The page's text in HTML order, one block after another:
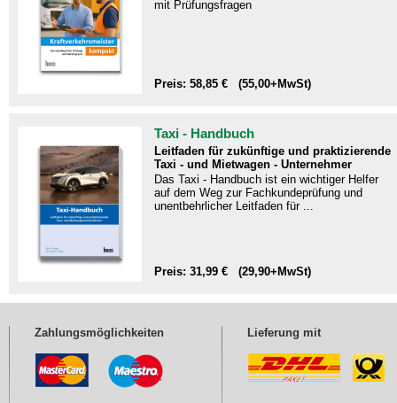
mit Prüfungsfragen​
Preis: 58,85 € (55,00+MwSt)
Taxi - Handbuch
Leitfaden für zukünftige und praktizierende
Taxi - und Mietwagen - Unternehmer
Das Taxi - Handbuch ist ein wichtiger Helfer
auf dem Weg zur Fachkundeprüfung und
unentbehrlicher Leitfaden für ...
Preis: 31,99 € (29,90+MwSt)
Zahlungsmöglichkeiten Lieferung mit